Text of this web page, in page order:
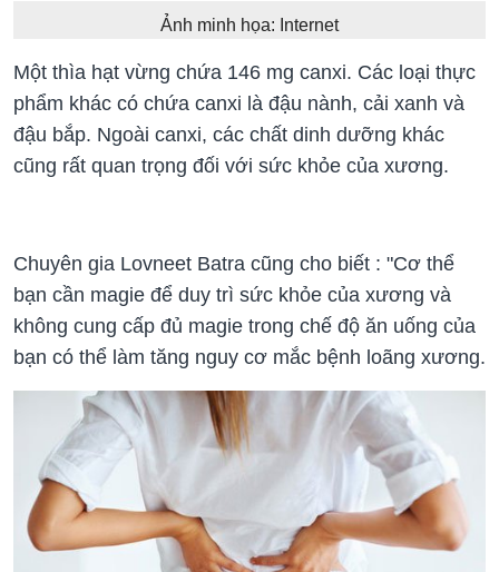
Ảnh minh họa: Internet
Một thìa hạt vừng chứa 146 mg canxi. Các loại thực
phẩm khác có chứa canxi là đậu nành, cải xanh và
đậu bắp. Ngoài canxi, các chất dinh dưỡng khác
cũng rất quan trọng đối với sức khỏe của xương.
Chuyên gia Lovneet Batra cũng cho biết : "Cơ thể
bạn cần magie để duy trì sức khỏe của xương và
không cung cấp đủ magie trong chế độ ăn uống của
bạn có thể làm tăng nguy cơ mắc bệnh loãng xương.